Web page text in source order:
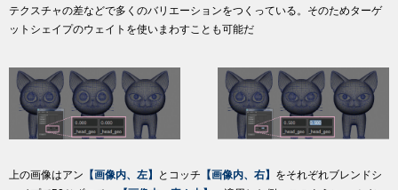
テクスチャの差などで多くのバリエーションをつくっている。そのためターゲ
ットシェイプのウェイトを使いまわすことも可能だ
上の画像はアン 【画像内、左】 とコッチ 【画像内、右】 をそれぞれブレンドシ